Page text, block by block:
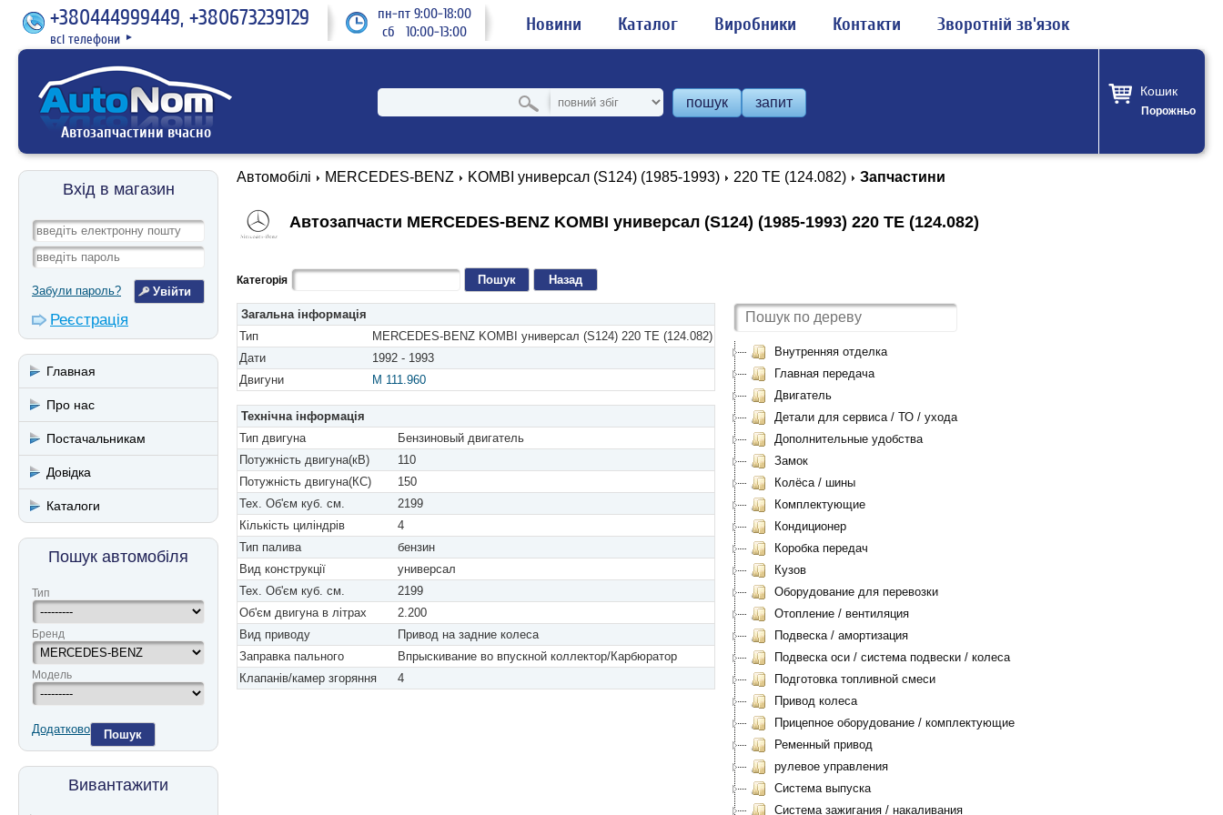
+380444999449, +380673239129
всі телефони ►
пн-пт 9:00-18:00
сб 10:00-13:00
Новини Каталог Виробники Контакти Зворотній зв'язок
Автозапчастини вчасно
пошук запит
Кошик
Порожньо
Вхід в магазин
Забули пароль?
Реєстрація
Главная
Про нас
Постачальникам
Довідка
Каталоги
Пошук автомобіля
Тип
Бренд
Модель
Додатково Пошук
Вивантажити
Автомобілі MERCEDES-BENZ KOMBI универсал (S124) (1985-1993) 220 TE (124.082) Запчастини
Автозапчасти MERCEDES-BENZ KOMBI универсал (S124) (1985-1993) 220 TE (124.082)
Категорія Назад
Загальна інформація
Тип
MERCEDES-BENZ KOMBI универсал (S124) 220 TE (124.082)
Дати
1992 - 1993
Двигуни
M 111.960
Технічна інформація
Тип двигуна
Бензиновый двигатель
Потужність двигуна(кВ)
110
Потужність двигуна(КС)
150
Тех. Об'єм куб. см.
2199
Кількість циліндрів
4
Тип палива
бензин
Вид конструкції
универсал
Тех. Об'єм куб. см.
2199
Об'єм двигуна в літрах
2.200
Вид приводу
Привод на задние колеса
Заправка пального
Впрыскивание во впускной коллектор/Карбюратор
Клапанів/камер згоряння
4
Внутренняя отделка
Главная передача
Двигатель
Детали для сервиса / ТО / ухода
Дополнительные удобства
Замок
Колёса / шины
Комплектующие
Кондиционер
Коробка передач
Кузов
Оборудование для перевозки
Отопление / вентиляция
Подвеска / амортизация
Подвеска оси / система подвески / колеса
Подготовка топливной смеси
Привод колеса
Прицепное оборудование / комплектующие
Ременный привод
рулевое управления
Система выпуска
Система зажигания / накаливания